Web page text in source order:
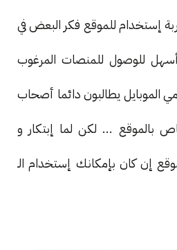
إستخدام للموقع فكر البعض في
للوصول للمنصات المرغوب
يطالبون دائما أصحاب
بالموقع ... لكن لما إبتكار و
إن كان بإمكانك إستخدام الـ